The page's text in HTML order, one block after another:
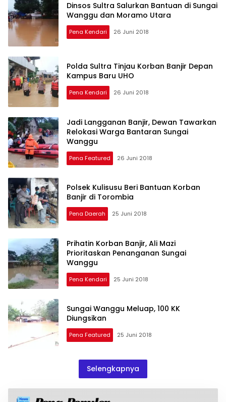
Dinsos Sultra Salurkan Bantuan di Sungai
Wanggu dan Moramo Utara
Pena Kendari 26 Juni 2018
Polda Sultra Tinjau Korban Banjir Depan
Kampus Baru UHO
Pena Kendari 26 Juni 2018
Jadi Langganan Banjir, Dewan Tawarkan
Relokasi Warga Bantaran Sungai
Wanggu
Pena Featured 26 Juni 2018
Polsek Kulisusu Beri Bantuan Korban
Banjir di Torombia
Pena Daerah 25 Juni 2018
Prihatin Korban Banjir, Ali Mazi
Prioritaskan Penanganan Sungai
Wanggu
Pena Kendari 25 Juni 2018
Sungai Wanggu Meluap, 100 KK
Diungsikan
Pena Featured 25 Juni 2018
Selengkapnya